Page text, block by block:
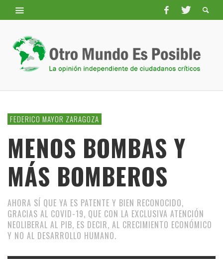
FEDERICO MAYOR ZARAGOZA
MENOS BOMBAS Y
MÁS BOMBEROS
AHORA SÍ QUE YA ES PATENTE Y BIEN RECONOCIDO,
GRACIAS AL COVID-19, QUE CON LA EXCLUSIVA ATENCIÓN
NEOLIBERAL AL PIB, ES DECIR, AL CRECIMIENTO ECONÓMICO
Y NO AL DESARROLLO HUMANO.